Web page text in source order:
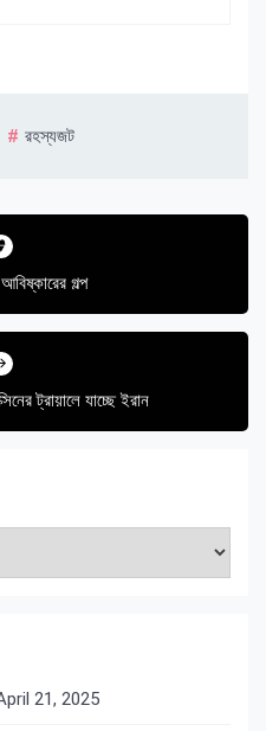
রহস্যজট
গল্প
ট্রায়ালে যাচ্ছে ইরান
21, 2025